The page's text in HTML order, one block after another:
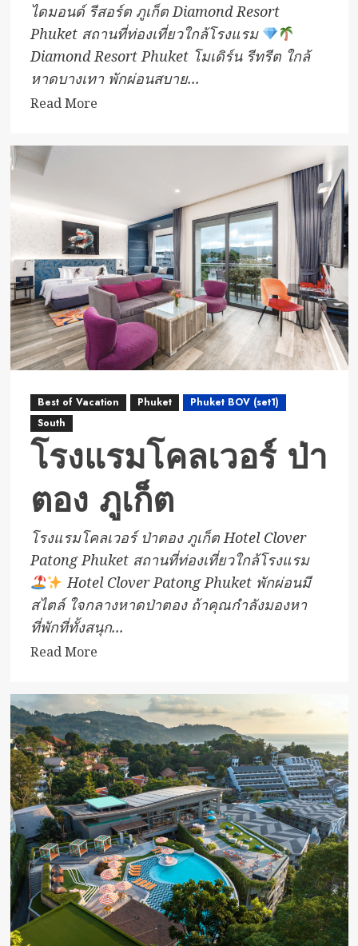
ไดมอนด์ รีสอร์ต ภูเก็ต Diamond Resort
Phuket สถานที่ท่องเที่ยวใกล้โรงแรม
Diamond Resort Phuket โมเดิร์น รีทรีต ใกล้
หาดบางเทา พักผ่อนสบาย...
Read MoreRead
about
ภูเก็ต
Best of Vacation Phuket
Phuket BOV (set1)
South
โรงแรมโคลเวอร์ ป่า
ตอง ภูเก็ต
โรงแรมโคลเวอร์ ป่าตอง ภูเก็ต Hotel Clover
Patong Phuket สถานที่ท่องเที่ยวใกล้โรงแรม
Hotel Clover Patong Phuket พักผ่อนมี
สไตล์ ใจกลางหาดป่าตอง ถ้าคุณกำลังมองหา
ที่พักที่ทั้งสนุก...
Read MoreRead
about
โรงแรม
โคล
เวอร์
ป่า
ตอง
ภูเก็ต